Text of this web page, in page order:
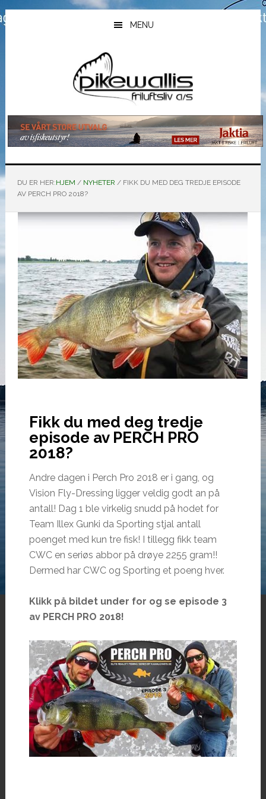
Hopp
til
Hopp
til
Hopp
til
MENU
DU ER HER:HJEM / NYHETER /FIKK DU MED DEG TREDJE EPISODE
AV PERCH PRO 2018?
Fikk du med deg tredje
episode av PERCH PRO
2018?
Andre dagen i Perch Pro 2018 er i gang, og
Vision Fly-Dressing ligger veldig godt an på
antall! Dag 1 ble virkelig snudd på hodet for
Team Illex Gunki da Sporting stjal antall
poenget med kun tre fisk! I tillegg fikk team
CWC en seriøs abbor på drøye 2255 gram!!
Dermed har CWC og Sporting et poeng hver.
Klikk på bildet under for og se episode 3
av PERCH PRO 2018!